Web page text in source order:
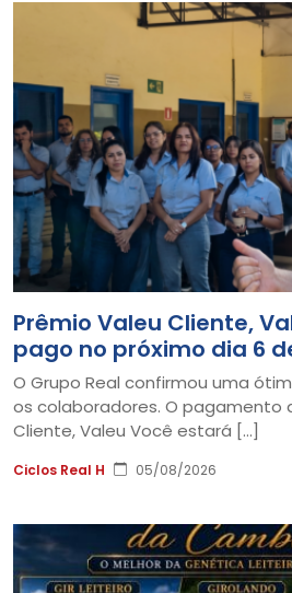
Prêmio Valeu Cliente,
pago no próximo dia 6
O Grupo Real confirmou uma
os colaboradores. O pagamento
Cliente, Valeu Você estará […]
Ciclos Real H 05/08/2026